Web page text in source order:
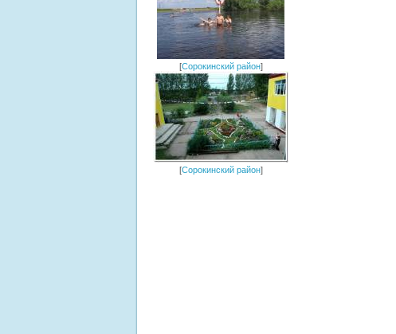
[Сорокинский район]
[Сорокинский район]